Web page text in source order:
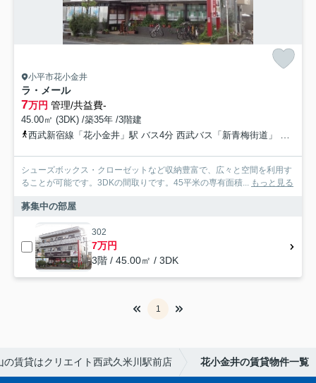
小平市花小金井
ラ・メール
7万円 管理/共益費-
45.00㎡ (3DK) /築35年 /3階建
西武新宿線「花小金井」駅 バス4分 西武バス「新青梅街道」 停歩1分
シューズボックス・クローゼットなど収納豊富で、広々と空間を利用す
ることが可能です。3DKの間取りです。45平米の専有面積... もっと見る
募集中の部屋
302
7万円
3階 / 45.00㎡ / 3DK
1
の賃貸はクリエイト西武久米川駅前店 花小金井の賃貸物件一覧